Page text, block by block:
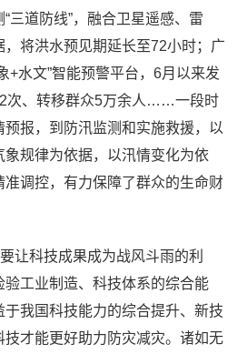
三道防线”，融合卫星遥感、雷
将洪水预见期延长至72小时；广
+水文”智能预警平台，6月以来发
次、转移群众5万余人……一段时
报，到防汛监测和实施救援，以
规律为依据，以汛情变化为依
调控，有力保障了群众的生命财
让科技成果成为战风斗雨的利
工业制造、科技体系的综合能
我国科技能力的综合提升、新技
才能更好助力防灾减灾。诸如无